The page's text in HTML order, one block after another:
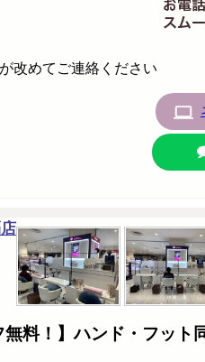
改めてご連絡ください
無料！】ハンド・フッ